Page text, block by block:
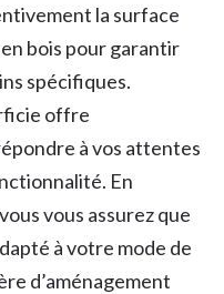
la surface
bois pour garantir
spécifiques.
offre
à vos attentes
En
vous assurez que
à votre mode de
d’aménagement